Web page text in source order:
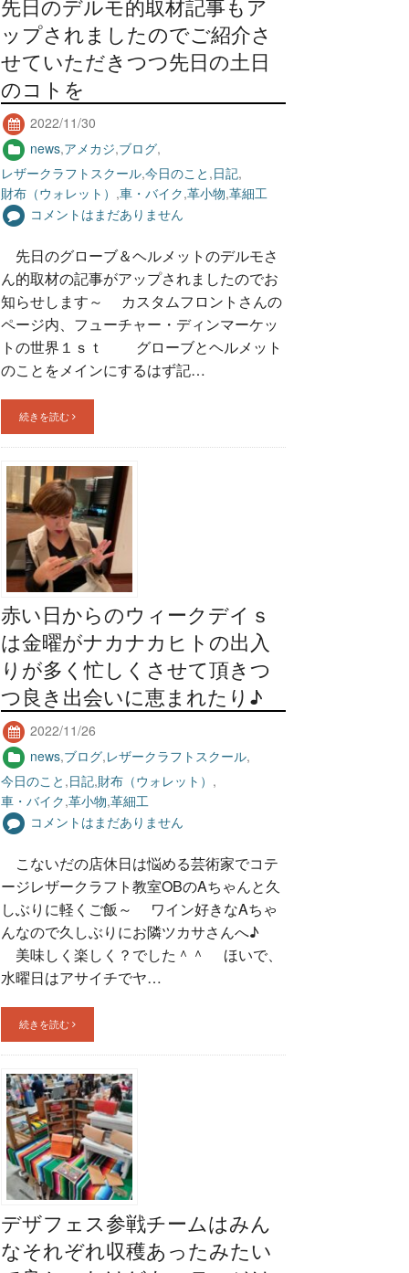
先日のデルモ的取材記事もア
ップされましたのでご紹介さ
せていただきつつ先日の土日
のコトを
2022/11/30
news,アメカジ,ブログ,
レザークラフトスクール,今日のこと ,日記,
財布（ウォレット） ,車・バイク,革小物,革細工
コメントはまだありません
先日のグローブ＆ヘルメットのデルモさ
ん的取材の記事がアップされましたのでお
知らせします～ カスタムフロントさんの
ページ内、フューチャー・ディンマーケッ
トの世界１ｓｔ グローブとヘルメット
のことをメインにするはず記…
続きを読む
赤い日からのウィークデイｓ
は金曜がナカナカヒトの出入
りが多く忙しくさせて頂きつ
つ良き出会いに恵まれたり♪
2022/11/26
news,ブログ,レザークラフトスクール,
今日のこと ,日記,財布（ウォレット） ,
車・バイク,革小物,革細工
コメントはまだありません
こないだの店休日は悩める芸術家でコテ
ージレザークラフト教室OBのAちゃんと久
しぶりに軽くご飯～ ワイン好きなAちゃ
んなので久しぶりにお隣ツカサさんへ♪
美味しく楽しく？でした＾＾ ほいで、
水曜日はアサイチでヤ…
続きを読む
デザフェス参戦チームはみん
なそれぞれ収穫あったみたい